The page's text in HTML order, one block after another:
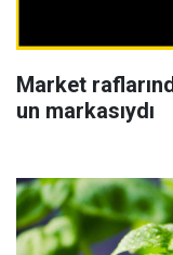
Market
un markasıydı